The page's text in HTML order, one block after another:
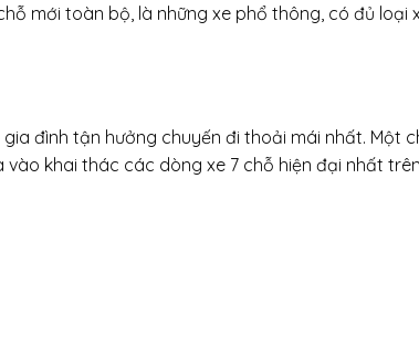
mới toàn bộ, là những xe phổ thông, có đủ
đình tận hưởng chuyến đi thoải mái nhất. Một
khai thác các dòng xe 7 chỗ hiện đại nhất